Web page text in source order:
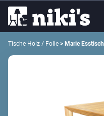
Tische Holz / Folie > Marie Esstisch